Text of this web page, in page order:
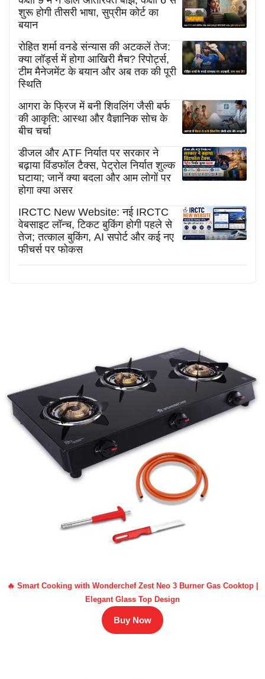
शुरू होगी तीसरी भाषा, सुप्रीम कोर्ट का
बयान
रोहित शर्मा वनडे संन्यास की अटकलें तेज:
क्या लॉर्ड्स में होगा आखिरी मैच? रिपोर्ट्स,
टीम मैनेजमेंट के बयान और अब तक की पूरी
स्थिति
आगरा के फ्रिज में बनी शिवलिंग जैसी बर्फ
की आकृति: आस्था और वैज्ञानिक सोच के
बीच चर्चा
डीजल और ATF निर्यात पर सरकार ने
बढ़ाया विंडफॉल टैक्स, पेट्रोल निर्यात शुल्क
घटाया; जानें क्या बदला और आम लोगों पर
होगा क्या असर
IRCTC New Website: नई IRCTC
वेबसाइट लॉन्च, टिकट बुकिंग होगी पहले से
तेज; तत्काल बुकिंग, AI सपोर्ट और कई नए
फीचर्स पर फोकस
🔥 Smart Cooking with Wonderchef Zest Neo 3 Burner Gas Cooktop |
Elegant Glass Top Design
Buy Now